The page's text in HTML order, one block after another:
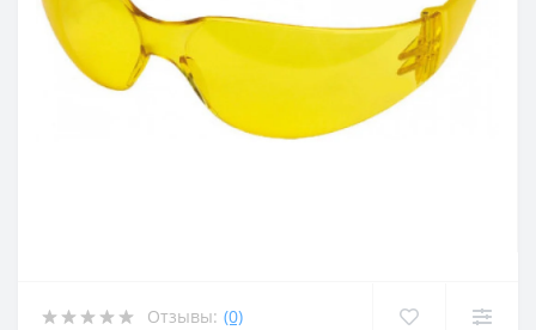
Отзывы: (0)